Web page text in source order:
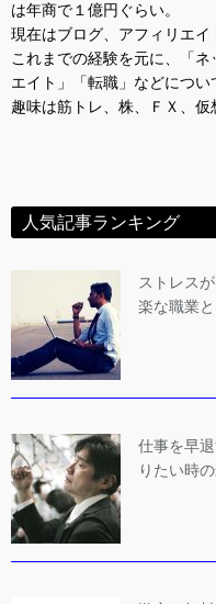
は年商で１億円ぐらい。
現在はブログ、アフィリエイ
これまでの経験を元に、「
エイト」「転職」などについ
趣味は筋トレ、株、ＦＸ、仮
人気記事ランキング
ストレス
楽な職業と
仕事を早
りたい時